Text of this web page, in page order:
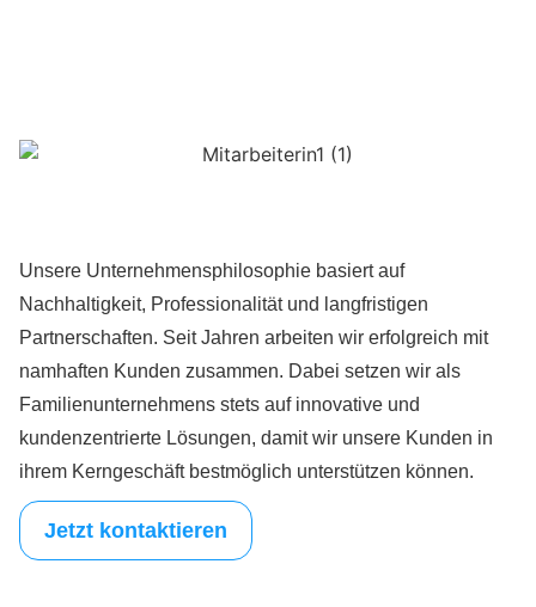
Unsere Unternehmensphilosophie basiert auf
Nachhaltigkeit, Professionalität und langfristigen
Partnerschaften. Seit Jahren arbeiten wir erfolgreich mit
namhaften Kunden zusammen. Dabei setzen wir als
Familienunternehmens stets auf innovative und
kundenzentrierte Lösungen, damit wir unsere Kunden in
ihrem Kerngeschäft bestmöglich unterstützen können.
Jetzt kontaktieren